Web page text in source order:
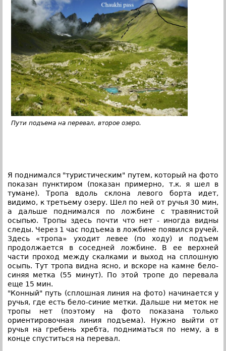
Пути подъема на перевал, второе озеро.
Я поднимался "туристическим" путем, который на фото
показан пунктиром (показан примерно, т.к. я шел в
тумане). Тропа вдоль склона левого борта идет,
видимо, к третьему озеру. Шел по ней от ручья 30 мин,
а дальше поднимался по ложбине с травянистой
осыпью. Тропы здесь почти что нет - иногда видны
следы. Через 1 час подъема в ложбине появился ручей.
Здесь «тропа» уходит левее (по ходу) и подъем
продолжается в соседней ложбине. В ее верхней
части проход между скалками и выход на сплошную
осыпь. Тут тропа видна ясно, и вскоре на камне бело-
синяя метка (55 минут). По этой тропе до перевала
еще 15 мин.
"Конный" путь (сплошная линия на фото) начинается у
ручья, где есть бело-синие метки. Дальше ни меток не
тропы нет (поэтому на фото показана только
ориентировочная линия подъема). Нужно выйти от
ручья на гребень хребта, подниматься по нему, а в
конце спуститься на перевал.